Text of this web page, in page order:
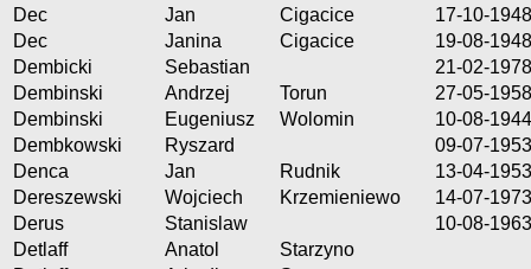
Dec
Jan Cigacice
17-10-1948
Dec
Janina Cigacice
19-08-1948
Dembicki
Sebastian
21-02-1978
Dembinski
Andrzej Torun
27-05-1958
Dembinski
Eugeniusz Wolomin
10-08-1944
Dembkowski
Ryszard
09-07-1953
Denca
Jan Rudnik
13-04-1953
Dereszewski
Wojciech Krzemieniewo
14-07-1973
Derus
Stanislaw
10-08-1963
Detlaff
Anatol
Starzyno